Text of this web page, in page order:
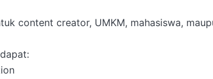
content creator, UMKM, mahasiswa,